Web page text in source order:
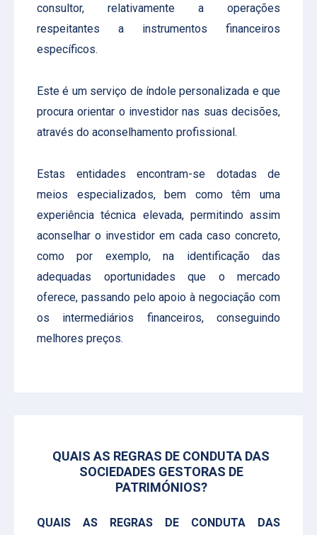
consultor, relativamente a operações
respeitantes a instrumentos financeiros
específicos.
Este é um serviço de índole personalizada e que
procura orientar o investidor nas suas decisões,
através do aconselhamento profissional.
Estas entidades encontram-se dotadas de
meios especializados, bem como têm uma
experiência técnica elevada, permitindo assim
aconselhar o investidor em cada caso concreto,
como por exemplo, na identificação das
adequadas oportunidades que o mercado
oferece, passando pelo apoio à negociação com
os intermediários financeiros, conseguindo
melhores preços.
QUAIS AS REGRAS DE CONDUTA DAS
SOCIEDADES GESTORAS DE
PATRIMÓNIOS?
QUAIS AS REGRAS DE CONDUTA DAS